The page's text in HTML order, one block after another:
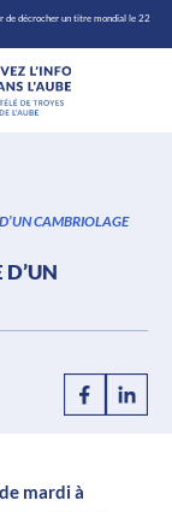
de décrocher un titre mondial le 22
CAMBRIOLAGE
D’UN
mardi à